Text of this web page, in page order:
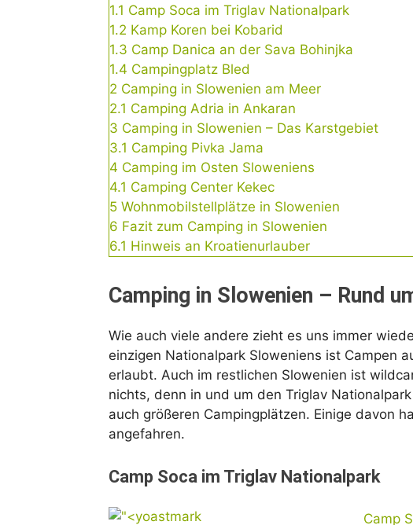
1.1 Camp Soca im Triglav Nationalpark
1.2 Kamp Koren bei Kobarid
1.3 Camp Danica an der Sava Bohinjka
1.4 Campingplatz Bled
2 Camping in Slowenien am Meer
2.1 Camping Adria in Ankaran
3 Camping in Slowenien – Das Karstgebiet
3.1 Camping Pivka Jama
4 Camping im Osten Sloweniens
4.1 Camping Center Kekec
5 Wohnmobilstellplätze in Slowenien
6 Fazit zum Camping in Slowenien
6.1 Hinweis an Kroatienurlauber
Camping in Slowenien – Rund
Wie auch viele andere zieht es uns immer
einzigen Nationalpark Sloweniens ist Campen
erlaubt. Auch im restlichen Slowenien ist
nichts, denn in und um den Triglav
auch größeren Campingplätzen. Einige davon
angefahren.
Camp Soca im Triglav Nationalpark
Camp